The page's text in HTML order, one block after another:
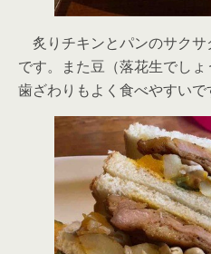
炙りチキンとパンのサク
です。また豆（落花生でし
歯ざわりもよく食べやすいで